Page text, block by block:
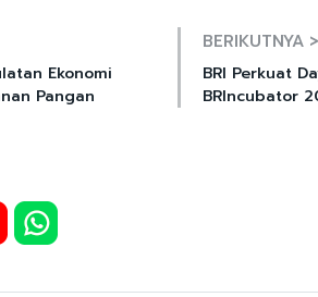
Ekonomi
Pangan
BERIKUTNYA >
BRI Perkuat
BRIncubator